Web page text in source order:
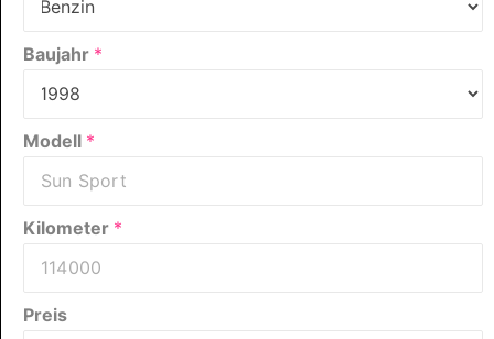
Baujahr *
Modell *
Kilometer *
Preis